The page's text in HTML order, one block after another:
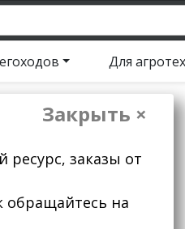
Для
Закрыть ×
заказы от
обращайтесь на